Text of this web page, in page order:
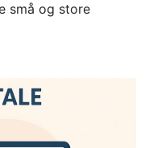
små og store